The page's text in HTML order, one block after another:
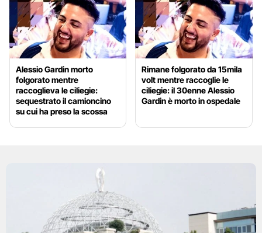
Alessio Gardin morto
folgorato mentre
raccoglieva le ciliegie:
sequestrato il camioncino
su cui ha preso la scossa
Rimane folgorato da 15mila
volt mentre raccoglie le
ciliegie: il 30enne Alessio
Gardin è morto in ospedale